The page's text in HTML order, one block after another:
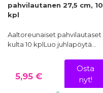
pahvilautanen 27,5 cm, 10
kpl
Aaltoreunaiset pahvilautaset
kulta 10 kplLuo juhlapöytä…
5,95 €
Osta
nyt!